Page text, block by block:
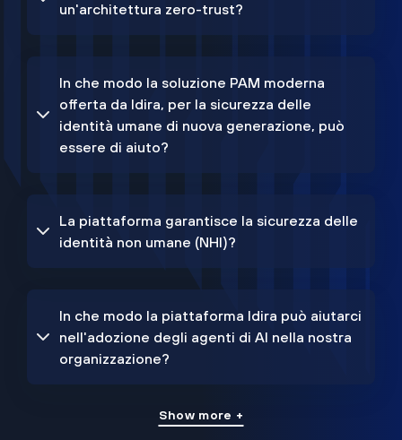
un'architettura zero-trust?
In che modo la soluzione PAM moderna
offerta da Idira, per la sicurezza delle
identità umane di nuova generazione, può
essere di aiuto?
La piattaforma garantisce la sicurezza delle
identità non umane (NHI)?
In che modo la piattaforma Idira può aiutarci
nell'adozione degli agenti di AI nella nostra
organizzazione?
Show more +